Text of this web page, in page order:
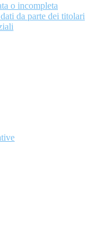
o incompleta
da parte dei titolari